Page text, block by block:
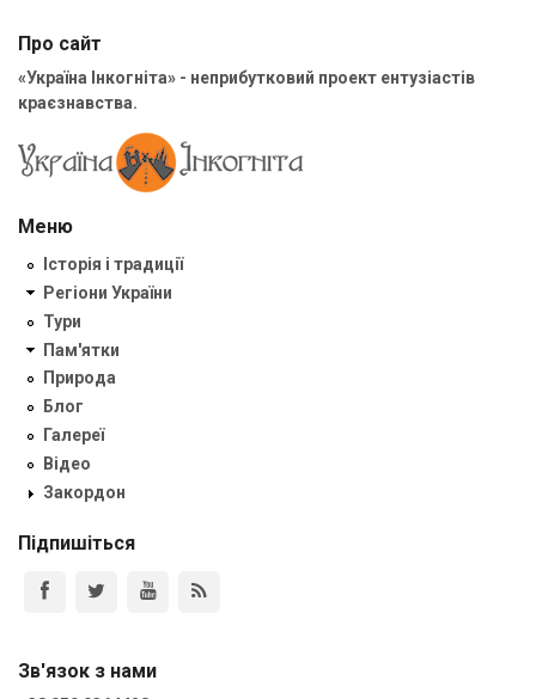
Про сайт
«Україна Інкогніта» - неприбутковий проект ентузіастів
краєзнавства.
Меню
Історія і традиції
Регіони України
Тури
Пам'ятки
Природа
Блог
Галереї
Відео
Закордон
Підпишіться
Зв'язок з нами